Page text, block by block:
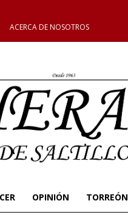
ACERCA DE NOSOTROS
OPINIÓN TORREÓN